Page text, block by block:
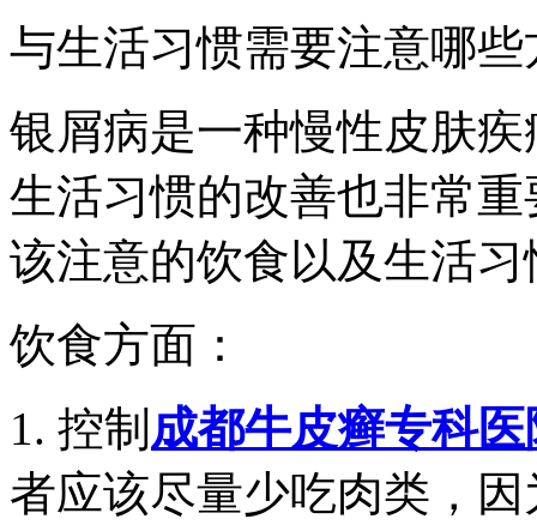
与生活习惯需要注意哪些
银屑病是一种慢性皮肤
生活习惯的改善也非常
该注意的饮食以及生活
饮食方面：
1. 控制 成都牛皮癣专科医
者应该尽量少吃肉类，